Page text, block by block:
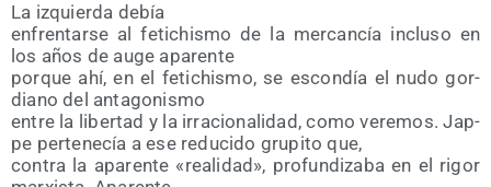
La izquier­da debía
enfren­tar­se al feti­chis­mo de la mer­can­cía inclu­so en
los años de auge aparente
por­que ahí, en el feti­chis­mo, se escon­día el nudo gor­
diano del antagonismo
entre la liber­tad y la irra­cio­na­li­dad, como vere­mos. Jap­
pe per­te­ne­cía a ese redu­ci­do gru­pi­to que,
con­tra la apa­ren­te «reali­dad», pro­fun­di­za­ba en el rigor